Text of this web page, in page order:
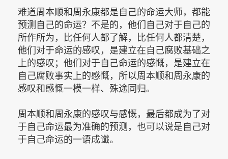
难道周本顺和周永康都是自己的命运大师，都能
预测自己的命运？不是的，他们自己对于自己的
所作所为，比任何人都了解，比任何人都清楚，
他们对于命运的感叹，是建立在自己腐败基础之
上的感叹；他们对于自己命运的感慨，是建立在
自己腐败事实上的感慨，所以周本顺和周永康的
感叹和感慨一模一样、殊途同归。
周本顺和周永康的感叹与感慨，最后都成为了对
于自己命运最为准确的预测，也可以说是自己对
于自己命运的一语成谶。